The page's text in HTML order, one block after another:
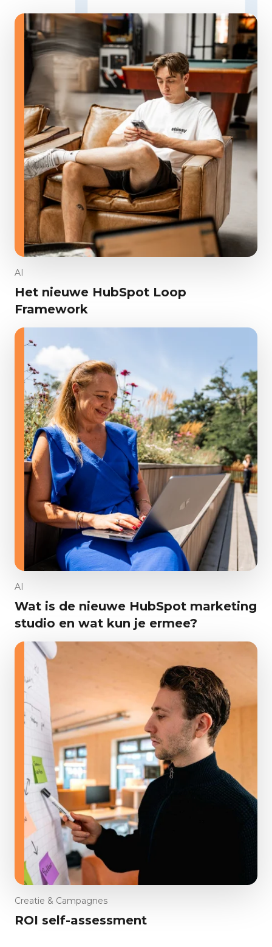
AI
Het nieuwe HubSpot Loop
Framework
AI
Wat is de nieuwe HubSpot marketing
studio en wat kun je ermee?
Creatie & Campagnes
ROI self-assessment